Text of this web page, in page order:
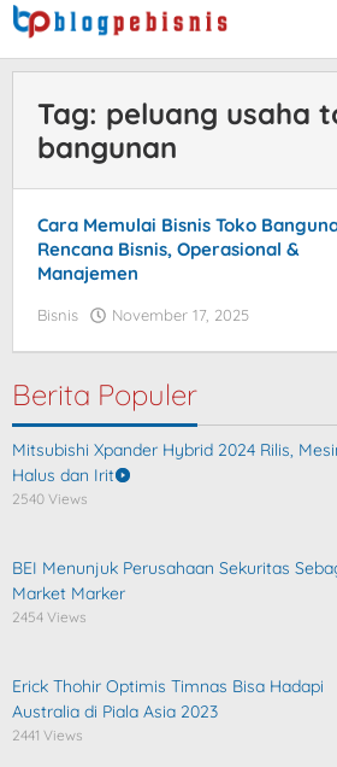
Skip
content
Tag: peluang usaha
bangunan
Cara Memulai Bisnis Toko
Rencana Bisnis, Operasional &
Manajemen
Bisnis November 17, 2025
Berita Populer
Mitsubishi Xpander Hybrid 2024 Rilis,
Halus dan Irit
2540 Views
BEI Menunjuk Perusahaan Sekuritas
Market Marker
2454 Views
Erick Thohir Optimis Timnas Bisa Hadapi
Australia di Piala Asia 2023
2441 Views